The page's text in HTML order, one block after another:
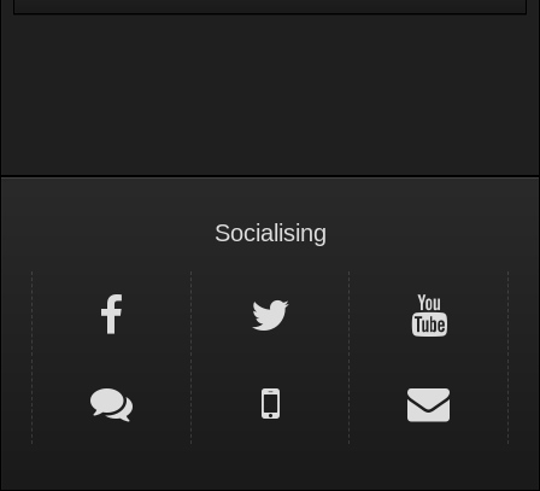
Socialising